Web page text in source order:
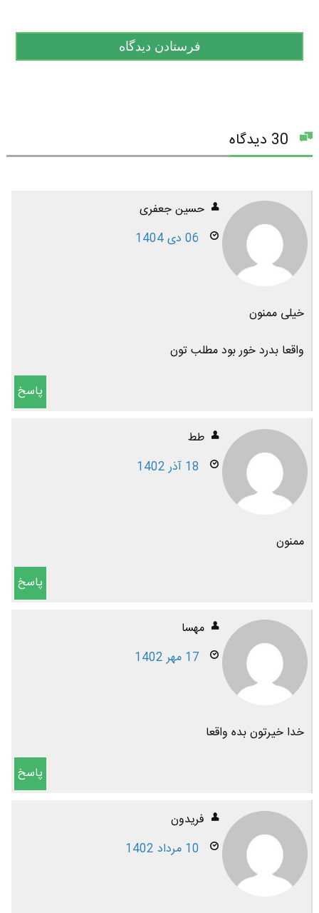
حسین جعفری
06 دی 1404
خیلی ممنون
واقعا بدرد خور بود مطلب تون
پاسخ
طط
18 آذر 1402
ممنون
پاسخ
مهسا
17 مهر 1402
خدا خیرتون بده واقعا
پاسخ
فریدون
10 مرداد 1402